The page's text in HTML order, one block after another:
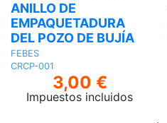
ANILLO DE
EMPAQUETADURA
DEL POZO DE BUJÍA
FEBES
CRCP-001
3,00 €
Impuestos incluidos